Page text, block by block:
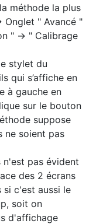
méthode la plus
Onglet " Avancé "
" → " Calibrage
stylet du
qui s’affiche en
à gauche en
sur le bouton
suppose
ne soient pas
pas évident
des 2 écrans
si c'est aussi le
soit on
d'affichage